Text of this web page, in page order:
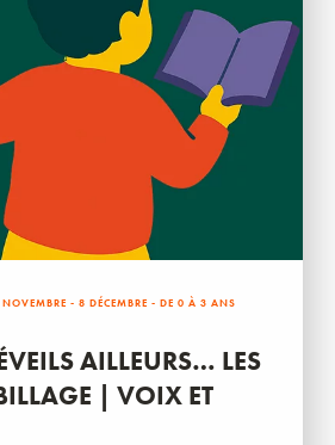
- 8 DÉCEMBRE - DE 0 À 3 ANS
AILLEURS… LES
| VOIX ET